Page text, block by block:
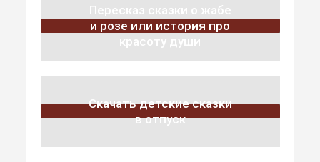
Пересказ сказки о жабе
и розе или история про
красоту души
Скачать детские сказки
в отпуск